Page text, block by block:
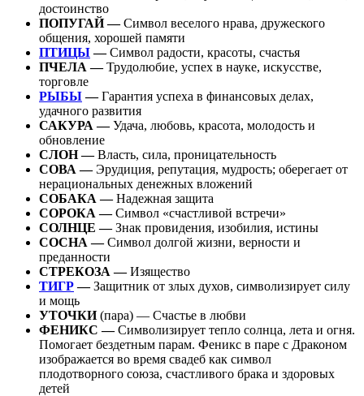
достоинство
ПОПУГАЙ —Символ веселого нрава, дружеского
общения, хорошей памяти
ПТИЦЫ—Символ радости, красоты, счастья
ПЧЕЛА —Трудолюбие, успех в науке, искусстве,
торговле
РЫБЫ—Гарантия успеха в финансовых делах,
удачного развития
САКУРА —Удача, любовь, красота, молодость и
обновление
СЛОН —Власть, сила, проницательность
СОВА —Эрудиция, репутация, мудрость; оберегает от
нерациональных денежных вложений
СОБАКА —Надежная защита
СОРОКА —Символ «счастливой встречи»
СОЛНЦЕ —Знак провидения, изобилия, истины
СОСНА —Символ долгой жизни, верности и
преданности
СТРЕКОЗА —Изящество
ТИГР—Защитник от злых духов, символизирует силу
и мощь
УТОЧКИ(пара) — Счастье в любви
ФЕНИКС —Символизирует тепло солнца, лета и огня.
Помогает бездетным парам. Феникс в паре с Драконом
изображается во время свадеб как символ
плодотворного союза, счастливого брака и здоровых
детей